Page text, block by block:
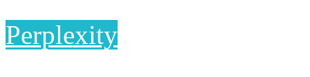
Perplexity